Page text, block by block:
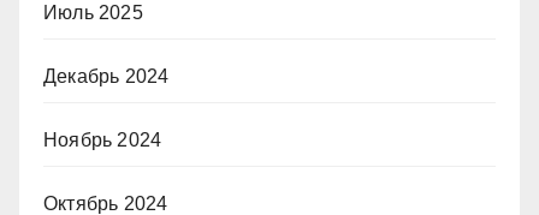
Июль 2025
Декабрь 2024
Ноябрь 2024
Октябрь 2024